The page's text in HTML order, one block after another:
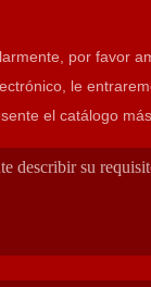
por favor
le
pronto a presente el catálogo